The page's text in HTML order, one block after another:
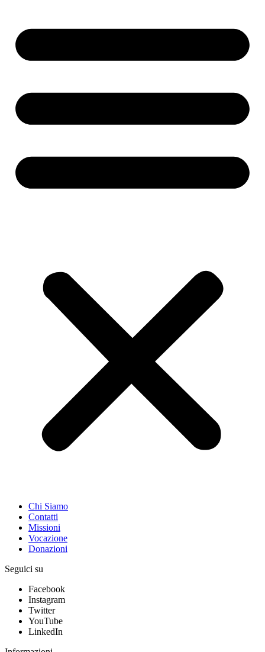
Chi Siamo
Contatti
Missioni
Vocazione
Donazioni
Seguici su
Facebook
Instagram
Twitter
YouTube
LinkedIn